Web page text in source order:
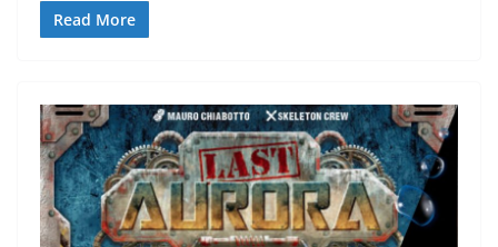
Read More